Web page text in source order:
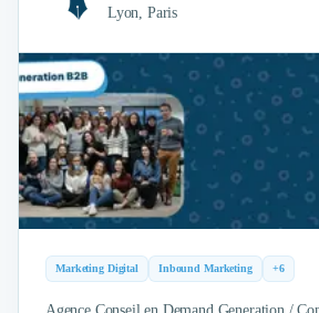
Lyon, Paris
Marketing Digital Inbound Marketing +6